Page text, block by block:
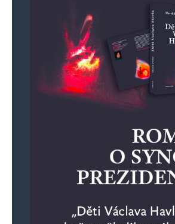
Webová
Uložit do prohlížeče jméno, e-mail a webovou
Informujte mě o nových komentářích e-mailem.
Informujte mě o nových příspěvcích e-mailem.